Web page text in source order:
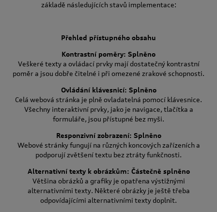
základě následujících stavů implementace:
Přehled přístupného obsahu
Kontrastní poměry: Splněno
Veškeré texty a ovládací prvky mají dostatečný kontrastní
poměr a jsou dobře čitelné i při omezené zrakové schopnosti.
Ovládání klávesnicí: Splněno
Celá webová stránka je plně ovladatelná pomocí klávesnice.
Všechny interaktivní prvky, jako je navigace, tlačítka a
formuláře, jsou přístupné bez myši.
Responzivní zobrazení: Splněno
Webové stránky fungují na různých koncových zařízeních a
podporují zvětšení textu bez ztráty funkčnosti.
Alternativní texty k obrázkům: Částečně splněno
Většina obrázků a grafiky je opatřena výstižnými
alternativními texty. Některé obrázky je ještě třeba
odpovídajícími alternativními texty doplnit.